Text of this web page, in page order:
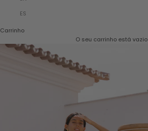
ES
Carrinho
O seu carrinho está vazio